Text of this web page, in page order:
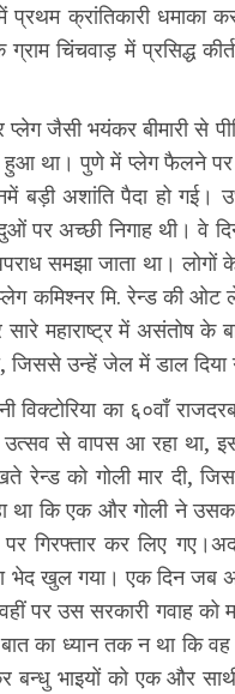
क्रांतिकारी धमाका
ग्राम चिंचवाड़ में प्रसिद्ध
जैसी भयंकर बीमारी से
हुआ था। पुणे में प्लेग फैलने
बड़ी अशांति पैदा हो
पर अच्छी निगाह थी।
समझा जाता था।
कमिश्नर मि. रेन्ड की ओट
सारे महाराष्ट्र में असंतोष
उन्हें जेल में डाल दिया
विक्टोरिया का ६०वाँ
से वापस आ रहा था,
रेन्ड को गोली मार दी,
था कि एक और गोली ने
गिरफ्तार कर लिए
भेद खुल गया। एक दिन जब
पर उस सरकारी गवाह को
का ध्यान तक न था कि
बन्धु भाइयों को एक और